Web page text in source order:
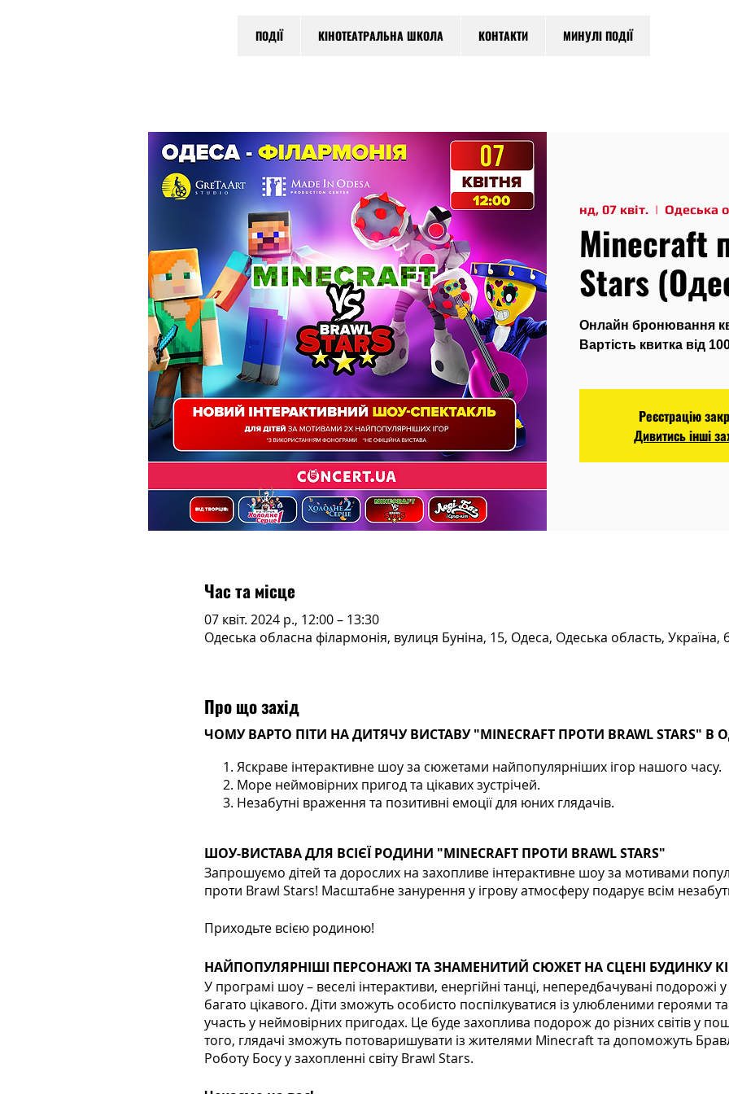
ПОДІЇ КІНОТЕАТРАЛЬНА ШКОЛА КОНТАКТИ МИНУЛІ ПОДІЇ
нд, 07 квіт.
  |
Одеська
Minecraft
Stars
Онлайн бронювання
Вартість квитка від
Реєстрацію
Дивитись інші
Час та місце
07 квіт. 2024 р., 12:00 – 13:30
Одеська обласна філармонія, вулиця Буніна, 15, Одеса, Одеська область, Україна,
Про що захід
ЧОМУ ВАРТО ПІТИ НА ДИТЯЧУ ВИСТАВУ "MINECRAFT ПРОТИ BRAWL STARS" В
Яскраве інтерактивне шоу за сюжетами найпопулярніших ігор нашого часу.
Море неймовірних пригод та цікавих зустрічей.
Незабутні враження та позитивні емоції для юних глядачів.
ШОУ-ВИСТАВА ДЛЯ ВСІЄЇ РОДИНИ "MINECRAFT ПРОТИ BRAWL STARS"
Запрошуємо дітей та дорослих на захопливе інтерактивне шоу за мотивами
проти Brawl Stars! Масштабне занурення у ігрову атмосферу подарує всім
Приходьте всією родиною!
НАЙПОПУЛЯРНІШІ ПЕРСОНАЖІ ТА ЗНАМЕНИТИЙ СЮЖЕТ НА СЦЕНІ БУДИНКУ
У програмі шоу – веселі інтерактиви, енергійні танці, непередбачувані подорожі
багато цікавого. Діти зможуть особисто поспілкуватися із улюбленими героями
участь у неймовірних пригодах. Це буде захоплива подорож до різних світів у
того, глядачі зможуть потоваришувати із жителями Minecraft та допоможуть
Роботу Босу у захопленні світу Brawl Stars.